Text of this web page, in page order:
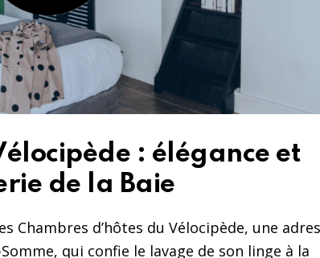
: élégance et
de la Baie
Chambres d’hôtes du Vélocipède, une
qui confie le lavage de son linge à la